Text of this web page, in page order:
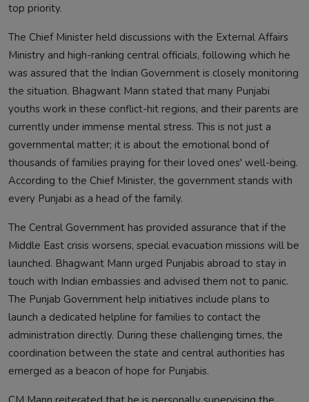
top priority.
The Chief Minister held discussions with the External Affairs
Ministry and high-ranking central officials, following which he
was assured that the Indian Government is closely monitoring
the situation. Bhagwant Mann stated that many Punjabi
youths work in these conflict-hit regions, and their parents are
currently under immense mental stress. This is not just a
governmental matter; it is about the emotional bond of
thousands of families praying for their loved ones' well-being.
According to the Chief Minister, the government stands with
every Punjabi as a head of the family.
The Central Government has provided assurance that if the
Middle East crisis worsens, special evacuation missions will be
launched. Bhagwant Mann urged Punjabis abroad to stay in
touch with Indian embassies and advised them not to panic.
The Punjab Government help initiatives include plans to
launch a dedicated helpline for families to contact the
administration directly. During these challenging times, the
coordination between the state and central authorities has
emerged as a beacon of hope for Punjabis.